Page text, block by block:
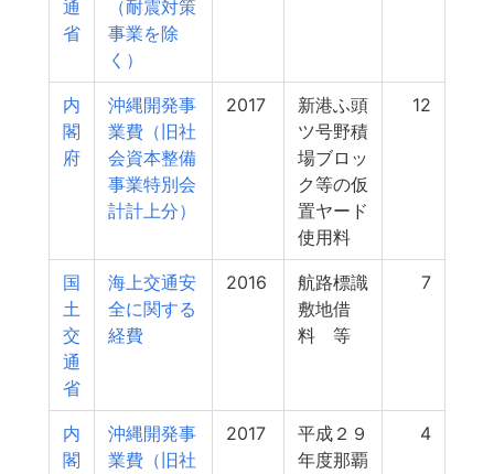
通
省
（耐震対策
事業を除
く）
内
閣
府
沖縄開発事
業費（旧社
会資本整備
事業特別会
計計上分）
2017
新港ふ頭
ツ号野積
場ブロッ
ク等の仮
置ヤード
使用料
12
国
土
交
通
省
海上交通安
全に関する
経費
2016
航路標識
敷地借
料 等
7
内
閣
沖縄開発事
業費（旧社
2017
平成２９
年度那覇
4